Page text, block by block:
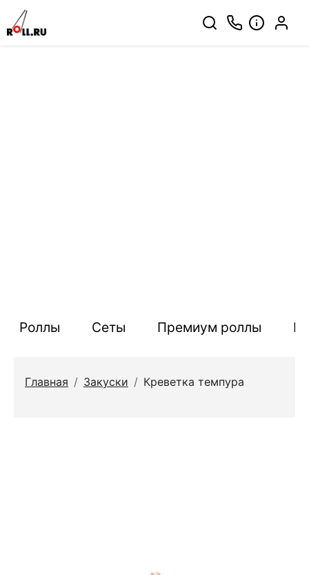
Роллы Сеты Премиум роллы
Главная / Закуски / Креветка темпура